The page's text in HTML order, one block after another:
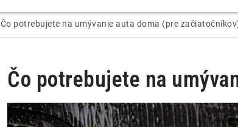
Čo potrebujete na umývanie auta doma (pre
Čo potrebujete na